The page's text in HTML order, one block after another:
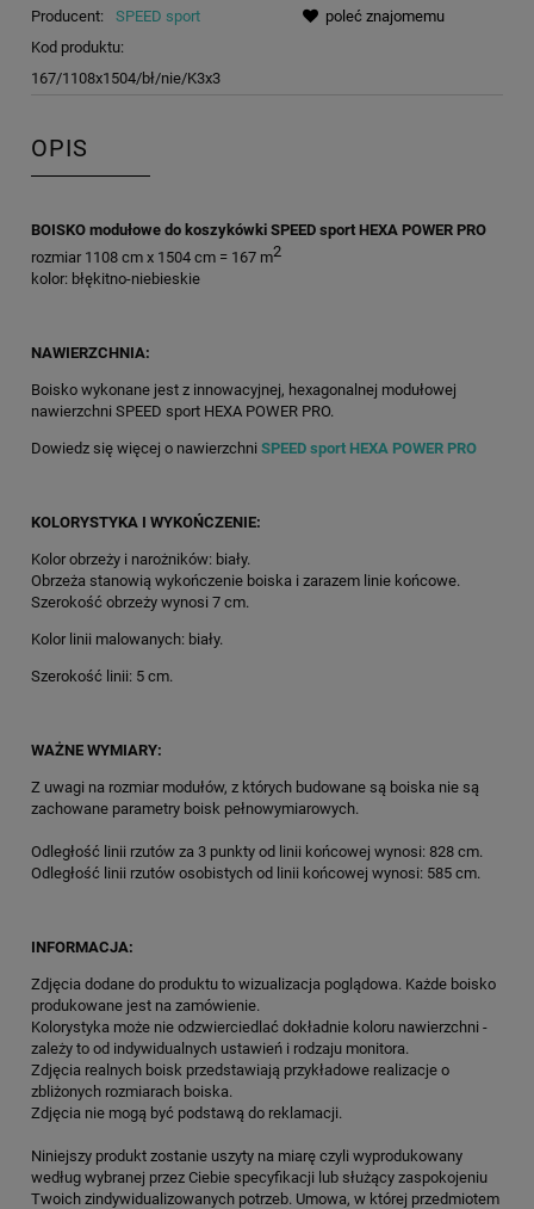
Producent:
SPEED sport
Kod produktu:
167/1108x1504/bł/nie/K3x3
poleć znajomemu
OPIS
BOISKO modułowe do koszykówki SPEED sport HEXA POWER PRO
rozmiar 1108 cm x 1504 cm = 167 m2
kolor: błękitno-niebieskie
NAWIERZCHNIA:
Boisko wykonane jest z innowacyjnej, hexagonalnej modułowej
nawierzchni SPEED sport HEXA POWER PRO.
Dowiedz się więcej o nawierzchni SPEED sport HEXA POWER PRO
KOLORYSTYKA I WYKOŃCZENIE:
Kolor obrzeży i narożników: biały.
Obrzeża stanowią wykończenie boiska i zarazem linie końcowe.
Szerokość obrzeży wynosi 7 cm.
Kolor linii malowanych: biały.
Szerokość linii: 5 cm.
WAŻNE WYMIARY:
Z uwagi na rozmiar modułów, z których budowane są boiska nie są
zachowane parametry boisk pełnowymiarowych.
Odległość linii rzutów za 3 punkty od linii końcowej wynosi: 828 cm.
Odległość linii rzutów osobistych od linii końcowej wynosi: 585 cm.
INFORMACJA:
Zdjęcia dodane do produktu to wizualizacja poglądowa. Każde boisko
produkowane jest na zamówienie.
Kolorystyka może nie odzwierciedlać dokładnie koloru nawierzchni -
zależy to od indywidualnych ustawień i rodzaju monitora.
Zdjęcia realnych boisk przedstawiają przykładowe realizacje o
zbliżonych rozmiarach boiska.
Zdjęcia nie mogą być podstawą do reklamacji.
Niniejszy produkt zostanie uszyty na miarę czyli wyprodukowany
według wybranej przez Ciebie specyfikacji lub służący zaspokojeniu
Twoich zindywidualizowanych potrzeb. Umowa, w której przedmiotem